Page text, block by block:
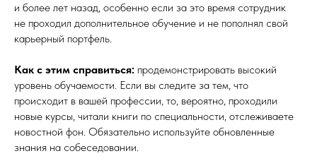
и более лет назад, особенно если за это время сотрудник
не проходил дополнительное обучение и не пополнял свой
карьерный портфель.
Как с этим справиться: продемонстрировать высокий
уровень обучаемости. Если вы следите за тем, что
происходит в вашей профессии, то, вероятно, проходили
новые курсы, читали книги по специальности, отслеживаете
новостной фон. Обязательно используйте обновленные
знания на собеседовании.